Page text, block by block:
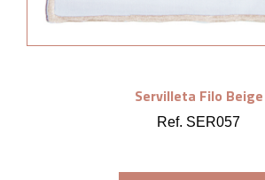
Servilleta Filo Beige
Ref. SER057